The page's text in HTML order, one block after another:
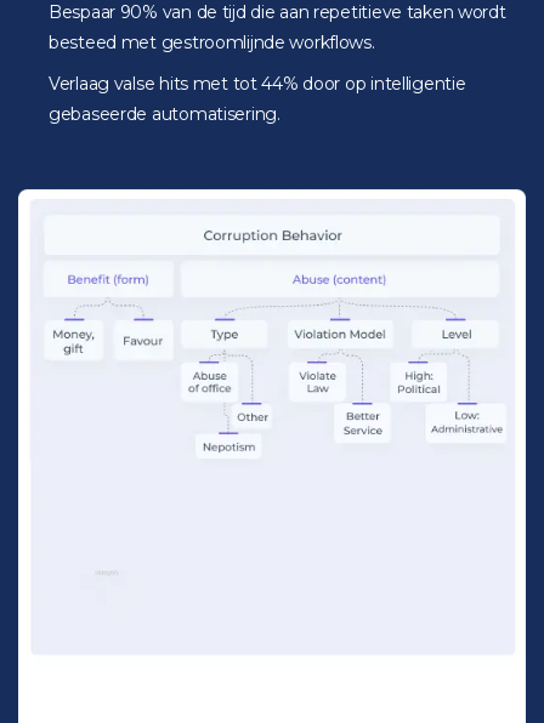
Bespaar 90% van de tijd die aan repetitieve taken wordt
besteed met gestroomlijnde workflows.
Verlaag valse hits met tot 44% door op intelligentie
gebaseerde automatisering.